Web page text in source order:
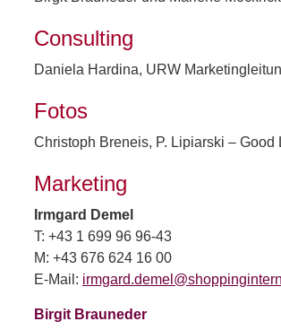
Consulting
Daniela Hardina, URW
Fotos
Christoph Breneis, P. Lipiarski –
Marketing
Irmgard Demel
T: +43 1 699 96 96-43
M: +43 676 624 16 00
E-Mail: irmgard.demel@
Birgit Brauneder